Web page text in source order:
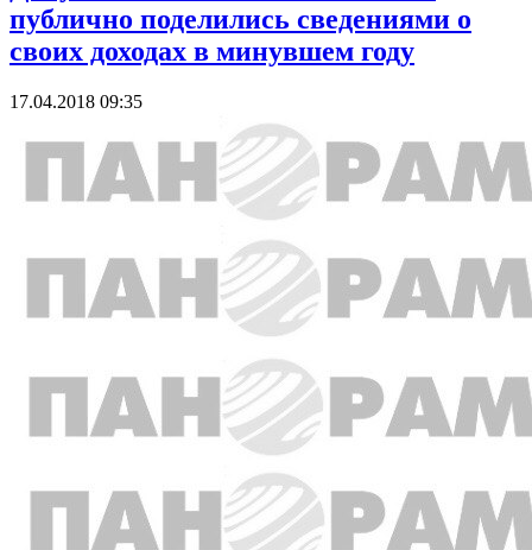
публично поделились сведениями о
своих доходах в минувшем году
17.04.2018 09:35